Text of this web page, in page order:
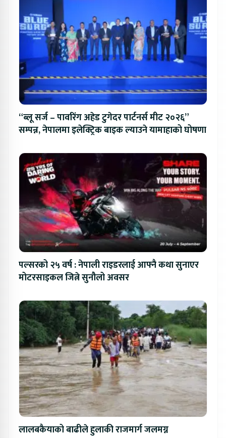
“ब्लू सर्ज – पावरिंग अहेड टुगेदर पार्टनर्स मीट २०२६”
सम्पन्न, नेपालमा इलेक्ट्रिक बाइक ल्याउने यामाहाको घोषणा
पल्सरको २५ वर्ष : नेपाली राइडरलाई आफ्नै कथा सुनाएर
मोटरसाइकल जित्ने सुनौलो अवसर
लालबकैयाको बाढीले हुलाकी राजमार्ग जलमग्न